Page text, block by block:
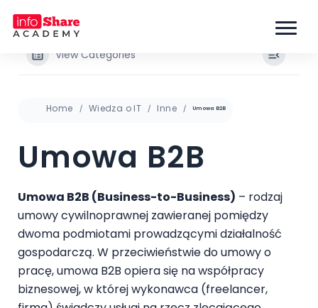
View Categories
Home Wiedza o IT Inne Umowa B2B
Umowa B2B
Umowa B2B (Business-to-Business) – rodzaj
umowy cywilnoprawnej zawieranej pomiędzy
dwoma podmiotami prowadzącymi działalność
gospodarczą. W przeciwieństwie do umowy o
pracę, umowa B2B opiera się na współpracy
biznesowej, w której wykonawca (freelancer,